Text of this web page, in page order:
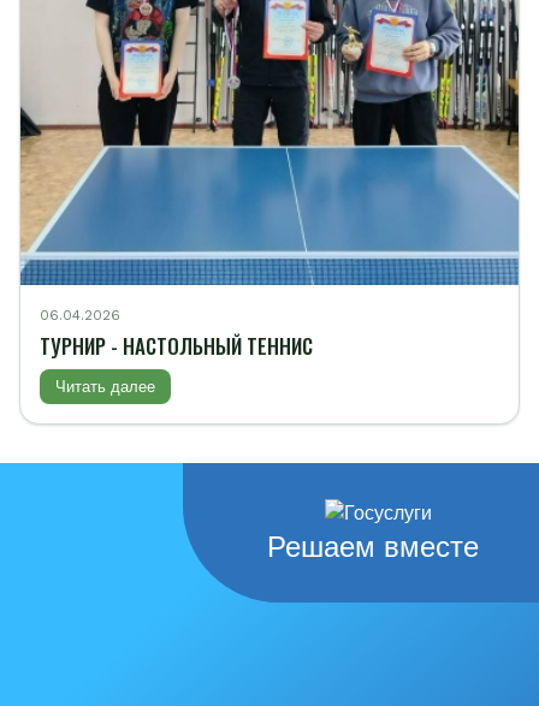
06.04.2026
ТУРНИР - НАСТОЛЬНЫЙ ТЕННИС
Читать далее
Решаем вместе